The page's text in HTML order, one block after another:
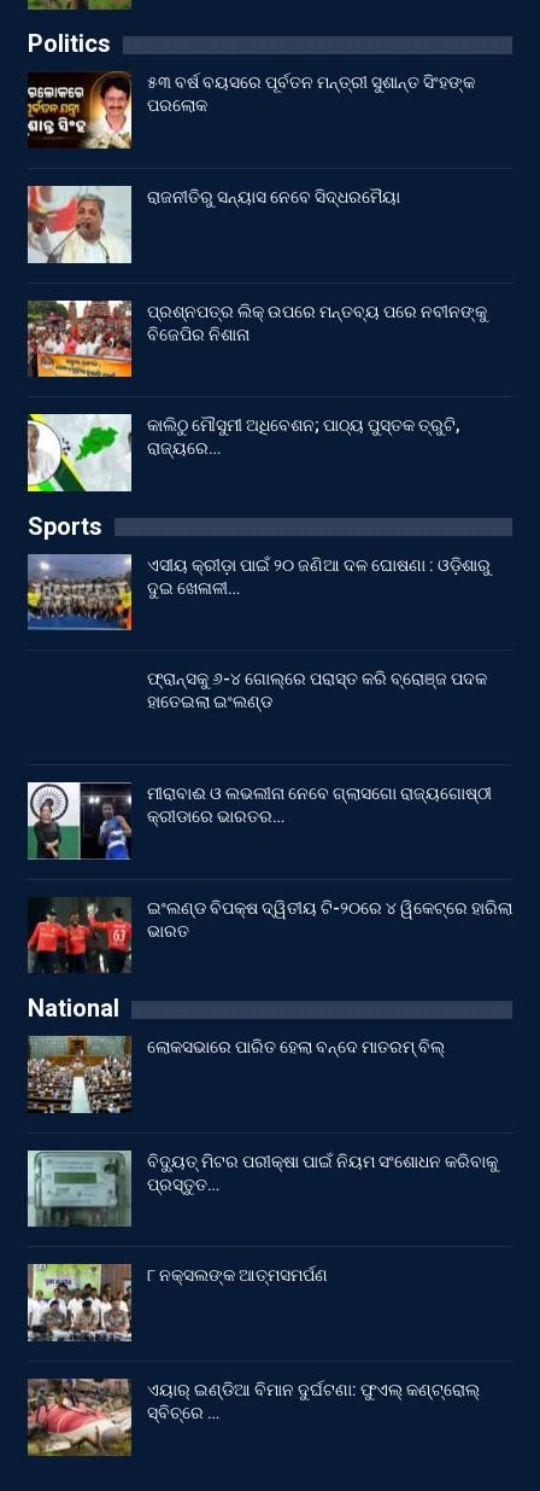
Politics
୫୩ ବର୍ଷ ବୟସରେ ପୂର୍ବତନ ମନ୍ତ୍ରୀ ସୁଶାନ୍ତ ସିଂହଙ୍କ
ପରଲୋକ
ରାଜନୀତିରୁ ସନ୍ୟାସ ନେବେ ସିଦ୍ଧରମୈୟା
ପ୍ରଶ୍ନପତ୍ର ଲିକ୍ ଉପରେ ମନ୍ତବ୍ୟ ପରେ ନବୀନଙ୍କୁ
ବିଜେପିର ନିଶାନା
କାଲିଠୁ ମୌସୁମୀ ଅଧିବେଶନ; ପାଠ୍ୟ ପୁସ୍ତକ ତ୍ରୁଟି,
ରାଜ୍ୟରେ…
Sports
ଏସୀୟ କ୍ରୀଡ଼ା ପାଇଁ ୨୦ ଜଣିଆ ଦଳ ଘୋଷଣା : ଓଡ଼ିଶାରୁ
ଦୁଇ ଖେଳାଳୀ…
ଫ୍ରାନ୍ସକୁ ୬-୪ ଗୋଲ୍‌ରେ ପରାସ୍ତ କରି ବ୍ରୋଞ୍ଜ ପଦକ
ହାତେଇଲା ଇଂଲଣ୍ଡ
ମୀରାବାଈ ଓ ଲଭଲୀନା ନେବେ ଗ୍ଲାସଗୋ ରାଜ୍ୟଗୋଷ୍ଠୀ
କ୍ରୀଡାରେ ଭାରତର…
ଇଂଲଣ୍ଡ ବିପକ୍ଷ ଦ୍ୱିତୀୟ ଟି-୨୦ରେ ୪ ୱିକେଟ୍‌ରେ ହାରିଲା
ଭାରତ
National
ଲୋକସଭାରେ ପାରିତ ହେଲା ବନ୍ଦେ ମାତରମ୍‌ ବିଲ୍‌
ବିଦ୍ୟୁତ୍ ମିଟର ପରୀକ୍ଷା ପାଇଁ ନିୟମ ସଂଶୋଧନ କରିବାକୁ
ପ୍ରସ୍ତୁତ…
୮ ନକ୍ସଲଙ୍କ ଆତ୍ମସମର୍ପଣ
ଏୟାର୍ ଇଣ୍ଡିଆ ବିମାନ ଦୁର୍ଘଟଣା: ଫୁଏଲ୍‌ କଣ୍ଟ୍ରୋଲ୍‌
ସ୍ବିଚ୍‌ରେ …